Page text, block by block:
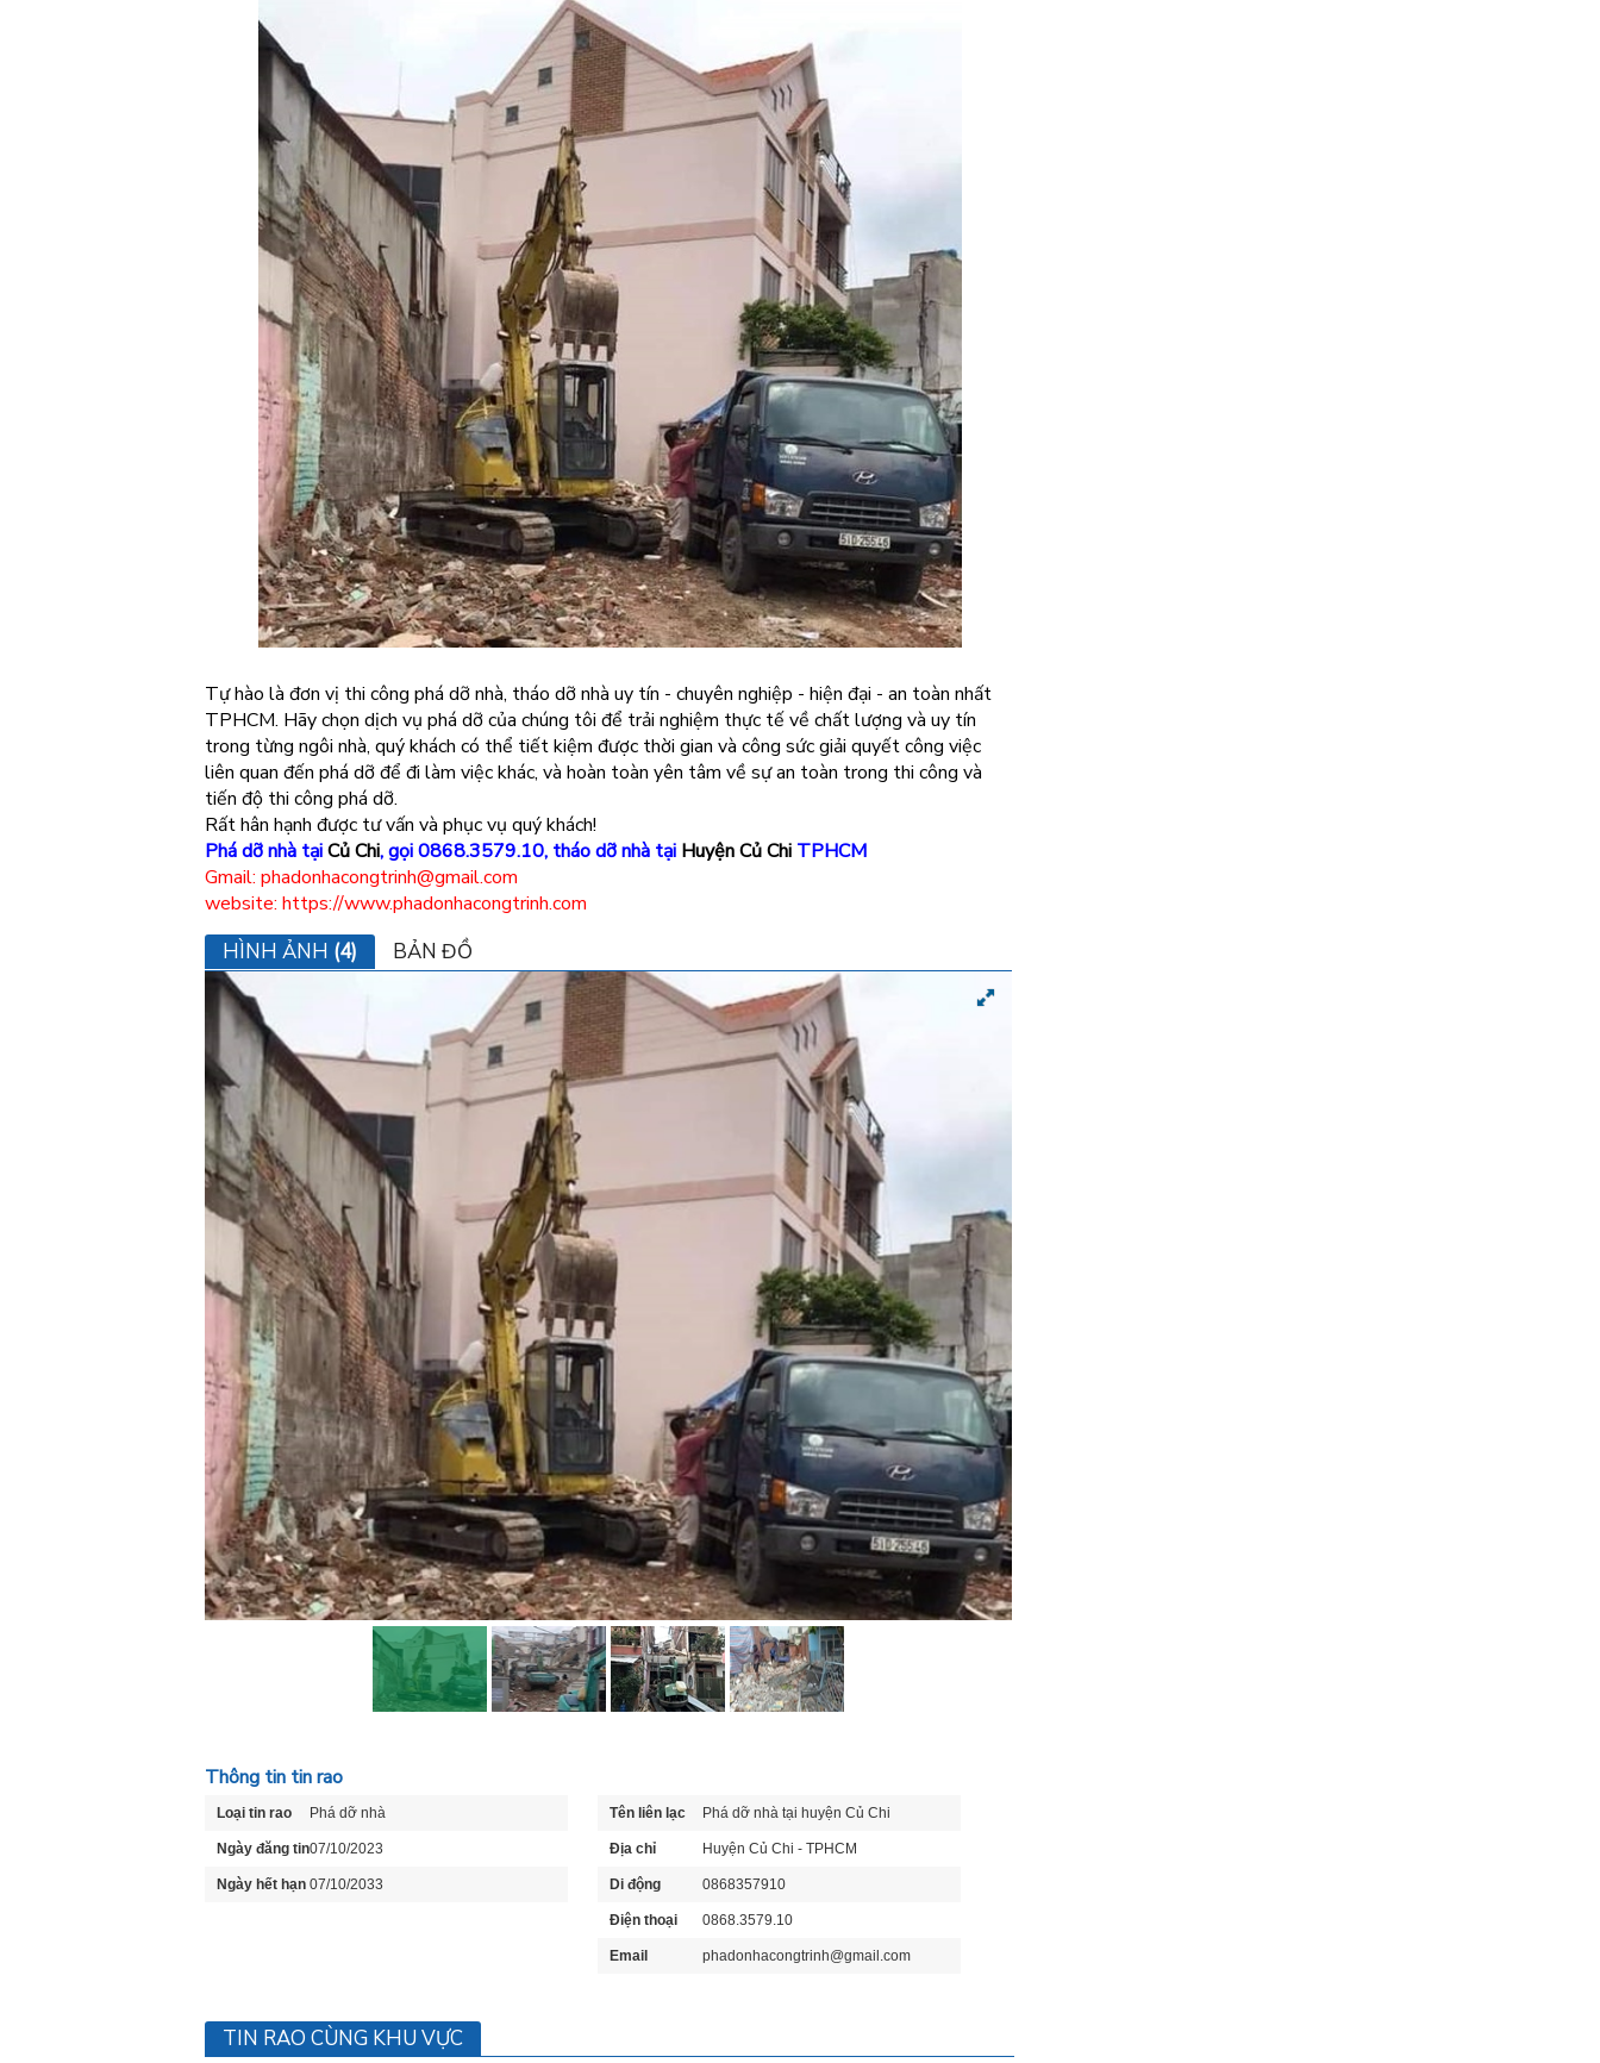
Tự hào là đơn vị thi công phá dỡ nhà, tháo dỡ nhà uy tín - chuyên nghiệp - hiện đại - an toàn nhất
TPHCM. Hãy chọn dịch vụ phá dỡ của chúng tôi để trải nghiệm thực tế về chất lượng và uy tín
trong từng ngôi nhà, quý khách có thể tiết kiệm được thời gian và công sức giải quyết công việc
liên quan đến phá dỡ để đi làm việc khác, và hoàn toàn yên tâm về sự an toàn trong thi công và
tiến độ thi công phá dỡ.
Rất hân hạnh được tư vấn và phục vụ quý khách!
Phá dỡ nhà tạiCủ Chi, gọi 0868.3579.10, tháo dỡ nhà tại Huyện Củ Chi TPHCM
Gmail: phadonhacongtrinh@gmail.com
website: https://www.phadonhacongtrinh.com
HÌNH ẢNH (4) BẢN ĐỒ
Thông tin tin rao
Loại tin rao Phá dỡ nhà
Ngày đăng tin07/10/2023
Ngày hết hạn 07/10/2033
Tên liên lạc Phá dỡ nhà tại huyện Củ Chi
Địa chỉ Huyện Củ Chi - TPHCM
Di động 0868357910
Điện thoại 0868.3579.10
Email phadonhacongtrinh@gmail.com
TIN RAO CÙNG KHU VỰC